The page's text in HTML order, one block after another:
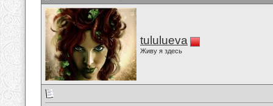
tululueva
Живу я здесь